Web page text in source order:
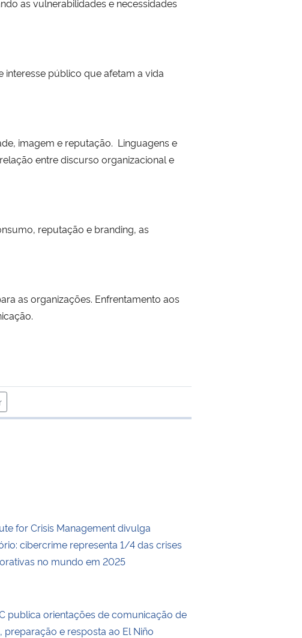
as vulnerabilidades e necessidades
público que afetam a vida
imagem e reputação. Linguagens e
entre discurso organizacional e
reputação e branding, as
as organizações. Enfrentamento aos
área de transferência
for Crisis Management divulga
cibercrime representa 1/4 das crises
no mundo em 2025
publica orientações de comunicação de
preparação e resposta ao El Niño